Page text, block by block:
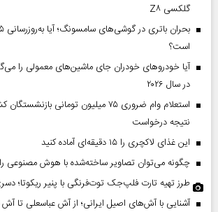
گلکسی Z۸
است؟
آیا خودروهای خودران جای ماشین‌های معمولی را
در سال ۲۰۲۶
استعلام وام ضروری ۷۵ میلیون تومانی
نتیجه درخواست
این غذای لاکچری را ۱۵ دقیقه‌ای آماده کنید
چگونه می‌توان تصاویر ساخته‌شده با هوش مصنوعی
طرز تهیه تارت فلپ‌جک توت‌فرنگی با پنیر ریکوتا؛
آشنایی با آش‌های اصیل ایرانی؛ از آش عباسعلی تا